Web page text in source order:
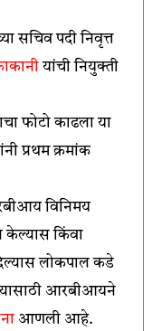
सचिव पदी निवृत्त
यांची नियुक्ती
फोटो काढला या
प्रथम क्रमांक
विनिमय
केल्यास किंवा
लोकपाल कडे
आरबीआयने
आणली आहे.